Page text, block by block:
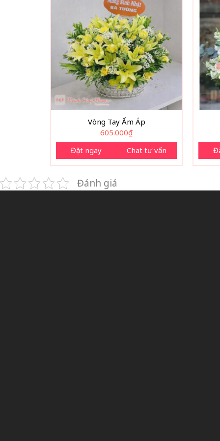
Vòng Tay Ấm Áp
605.000₫
Đặt ngay
Chat tư vấn
Đánh giá